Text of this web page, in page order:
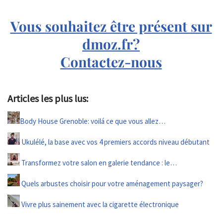
Vous souhaitez être présent sur
dmoz.fr?
Contactez-nous
Articles les plus lus:
Body House Grenoble: voilá ce que vous allez…
Ukulélé, la base avec vos 4 premiers accords niveau débutant
Transformez votre salon en galerie tendance : le…
Quels arbustes choisir pour votre aménagement paysager?
Vivre plus sainement avec la cigarette électronique